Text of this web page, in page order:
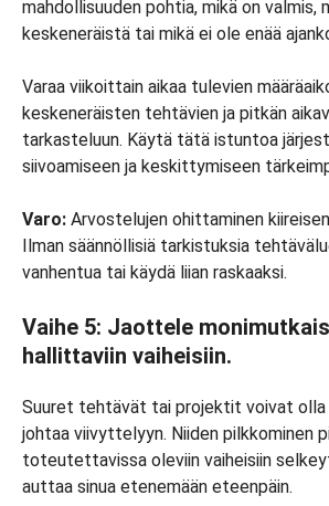
mahdollisuuden pohtia, mikä on valmis,
keskeneräistä tai mikä ei ole enää
Varaa viikoittain aikaa tulevien
keskeneräisten tehtävien ja pitkän
tarkasteluun. Käytä tätä istuntoa
siivoamiseen ja keskittymiseen
Varo: Arvostelujen ohittaminen
Ilman säännöllisiä tarkistuksia
vanhentua tai käydä liian raskaaksi.
Vaihe 5: Jaottele
hallittaviin vaiheisiin.
Suuret tehtävät tai projektit voivat olla
johtaa viivyttelyyn. Niiden pilkkominen
toteutettavissa oleviin vaiheisiin
auttaa sinua etenemään eteenpäin.